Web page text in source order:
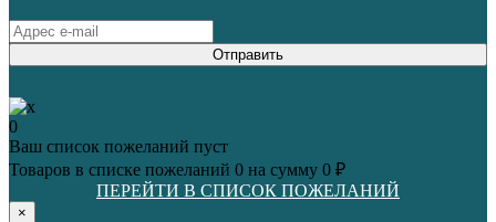
Отправить
0
Ваш список пожеланий пуст
Товаров в списке пожеланий 0 на сумму 0 ₽
ПЕРЕЙТИ В СПИСОК ПОЖЕЛАНИЙ
×